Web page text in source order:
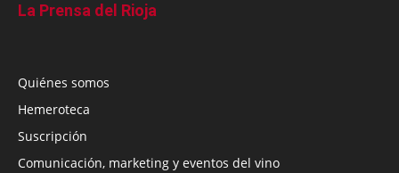
La Prensa del Rioja
Quiénes somos
Hemeroteca
Suscripción
Comunicación, marketing y eventos del vino